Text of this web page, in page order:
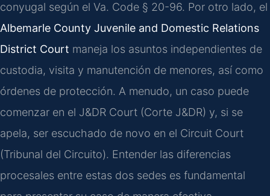
conyugal según el Va. Code § 20-96. Por otro lado, el
Albemarle County Juvenile and Domestic Relations
District Court maneja los asuntos independientes de
custodia, visita y manutención de menores, así como
órdenes de protección. A menudo, un caso puede
comenzar en el J&DR Court (Corte J&DR) y, si se
apela, ser escuchado de novo en el Circuit Court
(Tribunal del Circuito). Entender las diferencias
procesales entre estas dos sedes es fundamental